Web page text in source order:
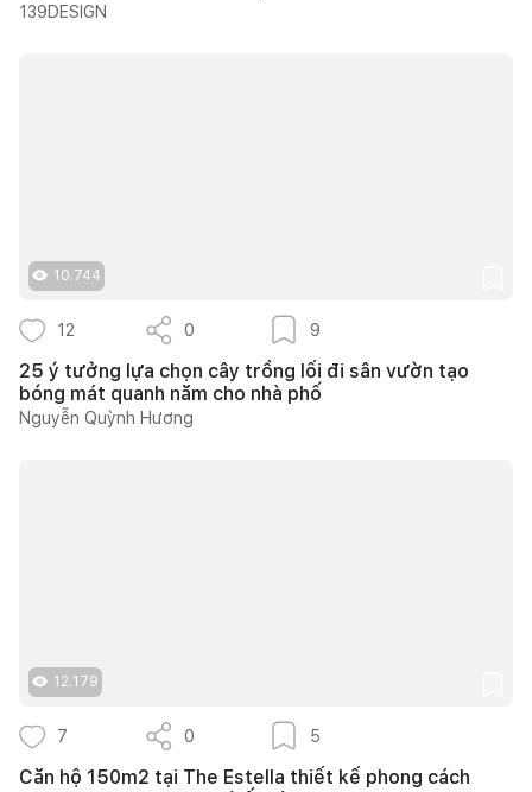
139DESIGN
10.744
12 0 9
25 ý tưởng lựa chọn cây trồng lối đi sân vườn tạo
bóng mát quanh năm cho nhà phố
Nguyễn Quỳnh Hương
12.179
7 0 5
Căn hộ 150m2 tại The Estella thiết kế phong cách